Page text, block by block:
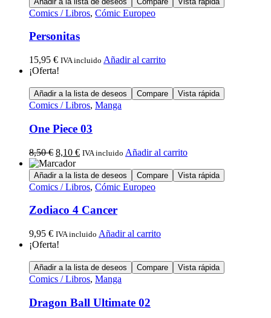
Comics / Libros, Cómic Europeo
Personitas
15,95 € IVA incluido Añadir al carrito
¡Oferta!
Añadir a la lista de deseos Compare Vista rápida
Comics / Libros, Manga
One Piece 03
8,50€ 8,10 € IVA incluido Añadir al carrito
Añadir a la lista de deseos Compare Vista rápida
Comics / Libros, Cómic Europeo
Zodiaco 4 Cancer
9,95 € IVA incluido Añadir al carrito
¡Oferta!
Añadir a la lista de deseos Compare Vista rápida
Comics / Libros, Manga
Dragon Ball Ultimate 02